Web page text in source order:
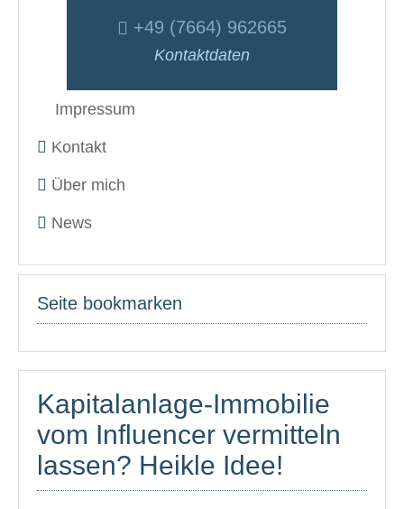
+49 (7664) 962665
Kontaktdaten
Impressum
Kontakt
Über mich
News
Seite bookmarken
Kapitalanlage-Immobilie
vom Influencer vermitteln
lassen? Heikle Idee!